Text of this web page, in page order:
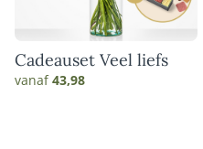
Cadeauset Veel liefs
vanaf43,98